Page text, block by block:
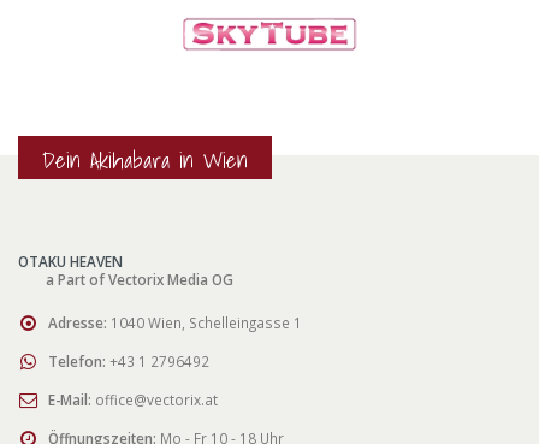
Dein Akihabara in Wien
OTAKU HEAVEN
a Part of Vectorix Media OG
Adresse: 1040 Wien, Schelleingasse 1
Telefon: +43 1 2796492
E-Mail: office@vectorix.at
Öffnungszeiten: Mo - Fr 10 - 18 Uhr